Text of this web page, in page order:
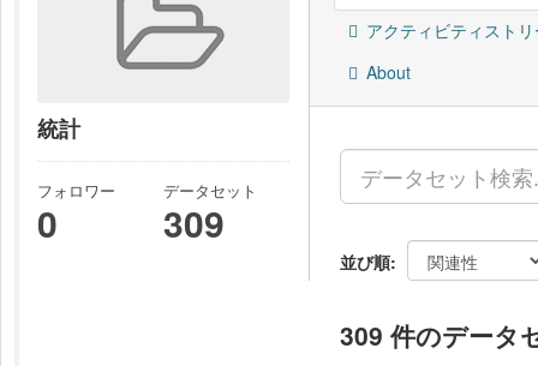
統計
フォロワー
0
データセット
309
アクティビティスト
About
並び順
309 件のデータ